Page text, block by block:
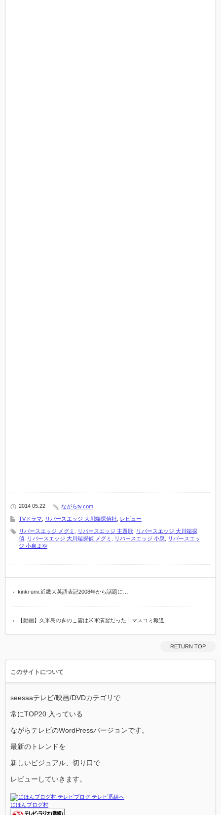
2014 05.22 ながらtv.com
TVドラマ リバースエッジ 大川端探偵社 レビュー
リバースエッジ メグミ リバースエッジ 主題歌
リバースエッジ 大川端探
偵
リバースエッジ 大川端探偵 メグミ リバースエッジ 小泉
リバースエッ
ジ 小泉まや
kinki-unv.近畿大英語表記2008年から話題に…
【動画】久米島のきのこ雲は米軍演習だった！マスコミ報道…
RETURN TOP
このサイトについて
seesaaテレビ/映画/DVDカテゴリで
常にTOP20 入っている
ながらテレビのWordPressバージョンです。
最新のトレンドを
新しいビジュアル、切り口で
レビューしていきます。
にほんブログ村